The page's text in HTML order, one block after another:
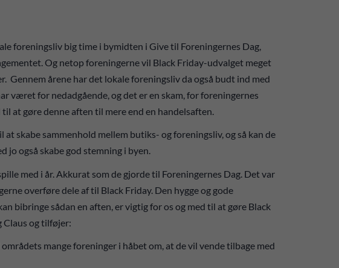
foreningsliv big time i bymidten i Give til Foreningernes Dag,
Og netop foreningerne vil Black Friday-udvalget meget
Gennem årene har det lokale foreningsliv da også budt ind med
været for nedadgående, og det er en skam, for foreningernes
at gøre denne aften til mere end en handelsaften.
at skabe sammenhold mellem butiks- og foreningsliv, og så kan de
jo også skabe god stemning i byen.
med i år. Akkurat som de gjorde til Foreningernes Dag. Det var
overføre dele af til Black Friday. Den hygge og gode
bibringe sådan en aften, er vigtig for os og med til at gøre Black
Claus og tilføjer:
mange foreninger i håbet om, at de vil vende tilbage med